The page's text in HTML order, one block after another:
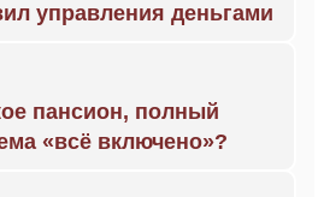
управления деньгами
пансион, полный
«всё включено»?